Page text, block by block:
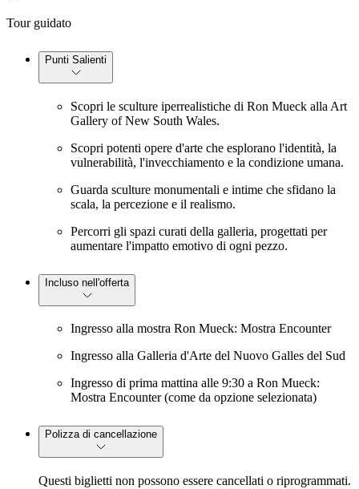
Tour guidato
Punti Salienti
Scopri le sculture iperrealistiche di Ron Mueck alla Art
Gallery of New South Wales.
Scopri potenti opere d'arte che esplorano l'identità, la
vulnerabilità, l'invecchiamento e la condizione umana.
Guarda sculture monumentali e intime che sfidano la
scala, la percezione e il realismo.
Percorri gli spazi curati della galleria, progettati per
aumentare l'impatto emotivo di ogni pezzo.
Incluso nell'offerta
Ingresso alla mostra Ron Mueck: Mostra Encounter
Ingresso alla Galleria d'Arte del Nuovo Galles del Sud
Ingresso di prima mattina alle 9:30 a Ron Mueck:
Mostra Encounter (come da opzione selezionata)
Polizza di cancellazione
Questi biglietti non possono essere cancellati o riprogrammati.